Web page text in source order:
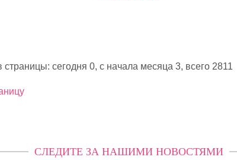
страницы: сегодня 0, с начала месяца 3, всего 2811
СЛЕДИТЕ ЗА НАШИМИ НОВОСТЯМИ